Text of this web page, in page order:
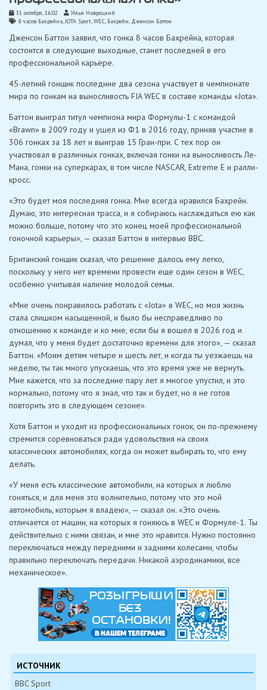
31 октября, 16:02
Илья Навроцкий
8 часов Бахрейна,JOTA Sport,WEC, Бахрейн, Дженсон Баттон
Дженсон Баттон заявил, что гонка 8 часов Бахрейна, которая
состоится в следующие выходные, станет последней в его
профессиональной карьере.
45-летний гонщик последние два сезона участвует в чемпионате
мира по гонкам на выносливость FIA WEC в составе команды «Jota».
Баттон выиграл титул чемпиона мира Формулы-1 с командой
«Brawn» в 2009 году и ушел из Ф1 в 2016 году, приняв участие в
306 гонках за 18 лет и выиграв 15 Гран-при. С тех пор он
участвовал в различных гонках, включая гонки на выносливость Ле-
Мана, гонки на суперкарах, в том числе NASCAR, Extreme E и ралли-
кросс.
«Это будет моя последняя гонка. Мне всегда нравился Бахрейн.
Думаю, это интересная трасса, и я собираюсь наслаждаться ею как
можно больше, потому что это конец моей профессиональной
гоночной карьеры», — сказал Баттон в интервью BBC.
Британский гонщик сказал, что решение далось ему легко,
поскольку у него нет времени провести еще один сезон в WEC,
особенно учитывая наличие молодой семьи.
«Мне очень понравилось работать с «Jota» в WEC, но моя жизнь
стала слишком насыщенной, и было бы несправедливо по
отношению к команде и ко мне, если бы я вошел в 2026 год и
думал, что у меня будет достаточно времени для этого», — сказал
Баттон. «Моим детям четыре и шесть лет, и когда ты уезжаешь на
неделю, ты так много упускаешь, что это время уже не вернуть.
Мне кажется, что за последние пару лет я многое упустил, и это
нормально, потому что я знал, что так и будет, но я не готов
повторить это в следующем сезоне».
Хотя Баттон и уходит из профессиональных гонок, он по-прежнему
стремится соревноваться ради удовольствия на своих
классических автомобилях, когда он может выбирать то, что ему
делать.
«У меня есть классические автомобили, на которых я люблю
гоняться, и для меня это волнительно, потому что это мой
автомобиль, которым я владею», — сказал он. «Это очень
отличается от машин, на которых я гоняюсь в WEC и Формуле-1. Ты
действительно с ними связан, и мне это нравится. Нужно постоянно
переключаться между передними и задними колесами, чтобы
правильно переключать передачи. Никакой аэродинамики, все
механическое».
ИСТОЧНИК
BBC Sport